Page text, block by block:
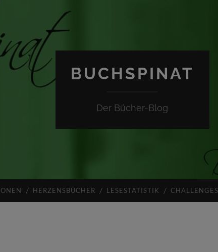
BUCHSPINAT
Der Bücher-Blog
HERZENSBÜCHER LESESTATISTIK CHALLENGES